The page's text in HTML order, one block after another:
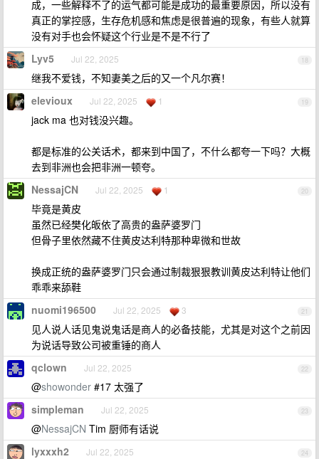
成，一些解释不了的运气都可能是成功的最重要原因，所以没有
真正的掌控感，生存危机感和焦虑是很普遍的现象，有些人就算
没有对手也会怀疑这个行业是不是不行了
18
Lyv5 Jul 22, 2025
继我不爱钱，不知妻美之后的又一个凡尔赛！
19
elevioux Jul 22, 2025 1
jack ma 也对钱没兴趣。
都是标准的公关话术，都来到中国了，不什么都夸一下吗？大概
去到非洲也会把非洲一顿夸。
20
NessajCN Jul 22, 2025 1
毕竟是黄皮
虽然已经樊化皈依了高贵的盎萨婆罗门
但骨子里依然藏不住黄皮达利特那种卑微和世故
换成正统的盎萨婆罗门只会通过制裁狠狠教训黄皮达利特让他们
乖乖来舔鞋
21
nuomi196500 Jul 22, 2025 3
见人说人话见鬼说鬼话是商人的必备技能，尤其是对这个之前因
为说话导致公司被重锤的商人
22
qclown Jul 22, 2025
@showonder #17 太强了
23
simpleman Jul 22, 2025
@NessajCN Tim 厨师有话说
24
lyxxxh2 Jul 22, 2025